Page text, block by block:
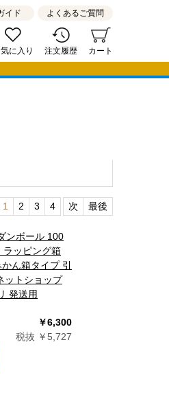
イド よくあるご質問
に入り 注文履歴 カート
1 2 3 4 次 最後
ンボール 100
ラッピング箱
ん箱タイプ 引
ットショップ
発送用
￥6,300
税抜 ￥5,727